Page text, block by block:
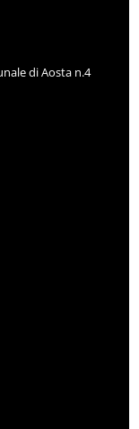
di Aosta n.4